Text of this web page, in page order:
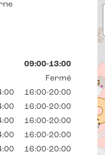
09:00-13:00
Fermé
16:00-20:00
16:00-20:00
16:00-20:00
16:00-20:00
16:00-20:00